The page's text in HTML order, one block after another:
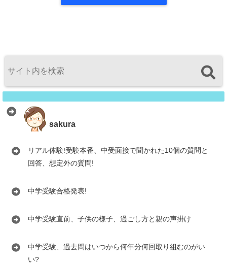
sakura
リアル体験!受験本番、中受面接で聞かれた10個の質問と
回答、想定外の質問!
中学受験合格発表!
中学受験直前、子供の様子、過ごし方と親の声掛け
中学受験、過去問はいつから何年分何回取り組むのがい
い?